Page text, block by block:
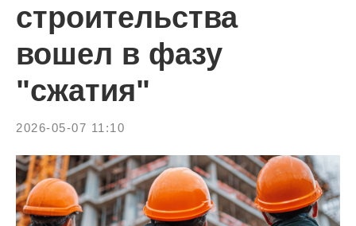
строительства
вошел в фазу
"сжатия"
2026-05-07 11:10